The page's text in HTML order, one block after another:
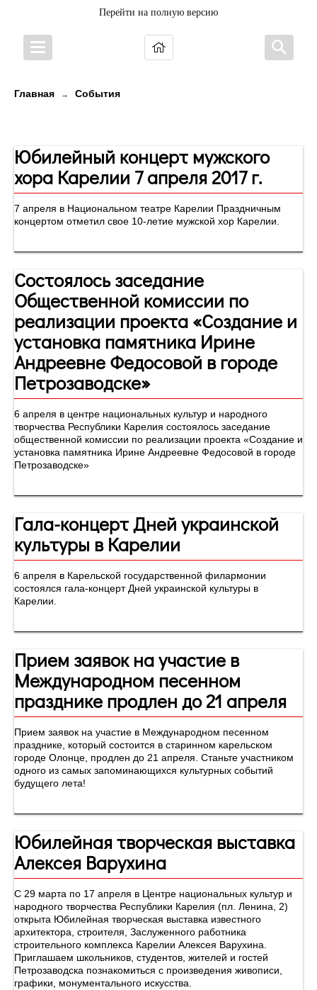
Перейти на полную версию
Главная → События
Юбилейный концерт мужского
хора Карелии 7 апреля 2017 г.
7 апреля в Национальном театре Карелии Праздничным
концертом отметил свое 10-летие мужской хор Карелии.
Состоялось заседание
Общественной комиссии по
реализации проекта «Создание и
установка памятника Ирине
Андреевне Федосовой в городе
Петрозаводске»
6 апреля в центре национальных культур и народного
творчества Республики Карелия состоялось заседание
общественной комиссии по реализации проекта «Создание и
установка памятника Ирине Андреевне Федосовой в городе
Петрозаводске»
Гала-концерт Дней украинской
культуры в Карелии
6 апреля в Карельской государственной филармонии
состоялся гала-концерт Дней украинской культуры в
Карелии.
Прием заявок на участие в
Международном песенном
празднике продлен до 21 апреля
Прием заявок на участие в Международном песенном
празднике, который состоится в старинном карельском
городе Олонце, продлен до 21 апреля. Станьте участником
одного из самых запоминающихся культурных событий
будущего лета!
Юбилейная творческая выставка
Алексея Варухина
С 29 марта по 17 апреля в Центре национальных культур и
народного творчества Республики Карелия (пл. Ленина, 2)
открыта Юбилейная творческая выставка известного
архитектора, строителя, Заслуженного работника
строительного комплекса Карелии Алексея Варухина.
Приглашаем школьников, студентов, жителей и гостей
Петрозаводска познакомиться с произведения живописи,
графики, монументального искусства.